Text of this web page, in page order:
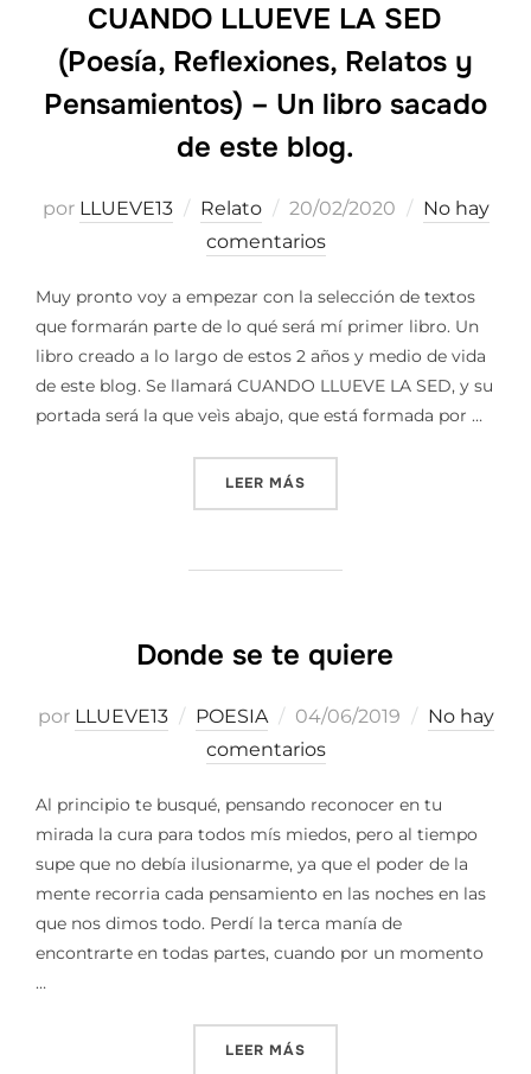
CUANDO LLUEVE LA SED
(Poesía, Reflexiones, Relatos y
Pensamientos) – Un libro sacado
de este blog.
por LLUEVE13 Relato
Publicado
el
20/02/2020
No hay
comentarios
Muy pronto voy a empezar con la selección de textos
que formarán parte de lo qué será mí primer libro. Un
libro creado a lo largo de estos 2 años y medio de vida
de este blog. Se llamará CUANDO LLUEVE LA SED, y su
portada será la que veìs abajo, que está formada por …
LEER MÁS
Donde se te quiere
por LLUEVE13 POESIA
Publicado
el
04/06/2019
No hay
comentarios
Al principio te busqué, pensando reconocer en tu
mirada la cura para todos mís miedos, pero al tiempo
supe que no debía ilusionarme, ya que el poder de la
mente recorria cada pensamiento en las noches en las
que nos dimos todo. Perdí la terca manía de
encontrarte en todas partes, cuando por un momento
…
LEER MÁS